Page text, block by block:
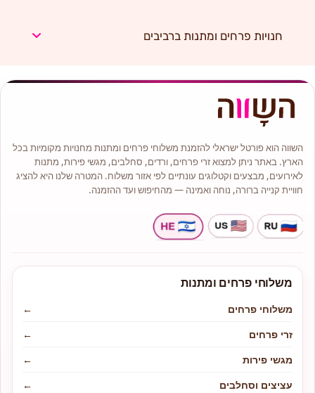
חנויות פרחים ומתנות ברביבים
השווה הוא פורטל ישראלי להזמנת משלוחי פרחים ומתנות מחנויות מקומיות בכל
הארץ. באתר ניתן למצוא זרי פרחים, ורדים, סחלבים, מגשי פירות, מתנות
לאירועים, מבצעים וקטלוגים עונתיים לפי אזור משלוח. המטרה שלנו היא להציג
חוויית קנייה ברורה, נוחה ואמינה — מהחיפוש ועד ההזמנה.
משלוחי פרחים ומתנות
משלוחי פרחים
←
זרי פרחים
←
מגשי פירות
←
עציצים וסחלבים
←